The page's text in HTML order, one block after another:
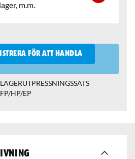
m.m.
FÖR ATT HANDLA
LAGERUTPRESSNINGSSATS
FP/HP/EP